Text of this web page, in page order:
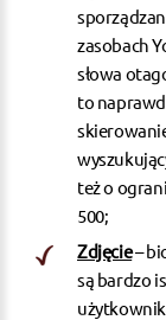
zasobach
słowa
to
też o
500;
Zdjęcie–
są bardzo